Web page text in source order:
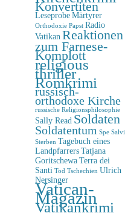
Konvertiten
Leseprobe Märtyrer
Orthodoxie Papst Radio
Vatikan Reaktionen
zum Farnese-
Komplott
religious
thriller
Romkrimi
russisch-
orthodoxe Kirche
russische Religionsphilosophie
Sally Read Soldaten
Soldatentum Spe Salvi
Sterben Tagebuch eines
Landpfarrers Tatjana
Goritschewa Terra dei
Santi Tod Tschechien Ulrich
Nersinger
Vatican-
Magazin
Vatikankrimi